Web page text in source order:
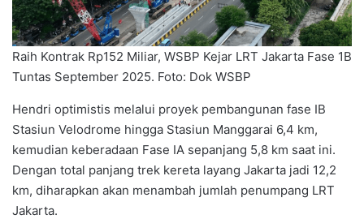
Raih Kontrak Rp152 Miliar, WSBP Kejar LRT Jakarta Fase 1B
Tuntas September 2025. Foto: Dok WSBP
Hendri optimistis melalui proyek pembangunan fase IB
Stasiun Velodrome hingga Stasiun Manggarai 6,4 km,
kemudian keberadaan Fase IA sepanjang 5,8 km saat ini.
Dengan total panjang trek kereta layang Jakarta jadi 12,2
km, diharapkan akan menambah jumlah penumpang LRT
Jakarta.